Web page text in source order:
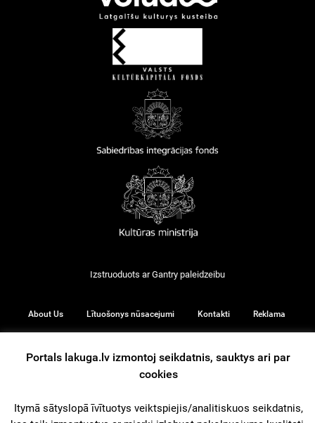
Izstruoduots arGantry paleidzeibu
About Us Lītuošonys nūsacejumi Kontakti Reklama
© 2026
Portals lakuga.lv izmontoj seikdatnis, sauktys ari par
cookies
Itymā sātyslopā īvītuotys veiktspiejis/analitiskuos seikdatnis,